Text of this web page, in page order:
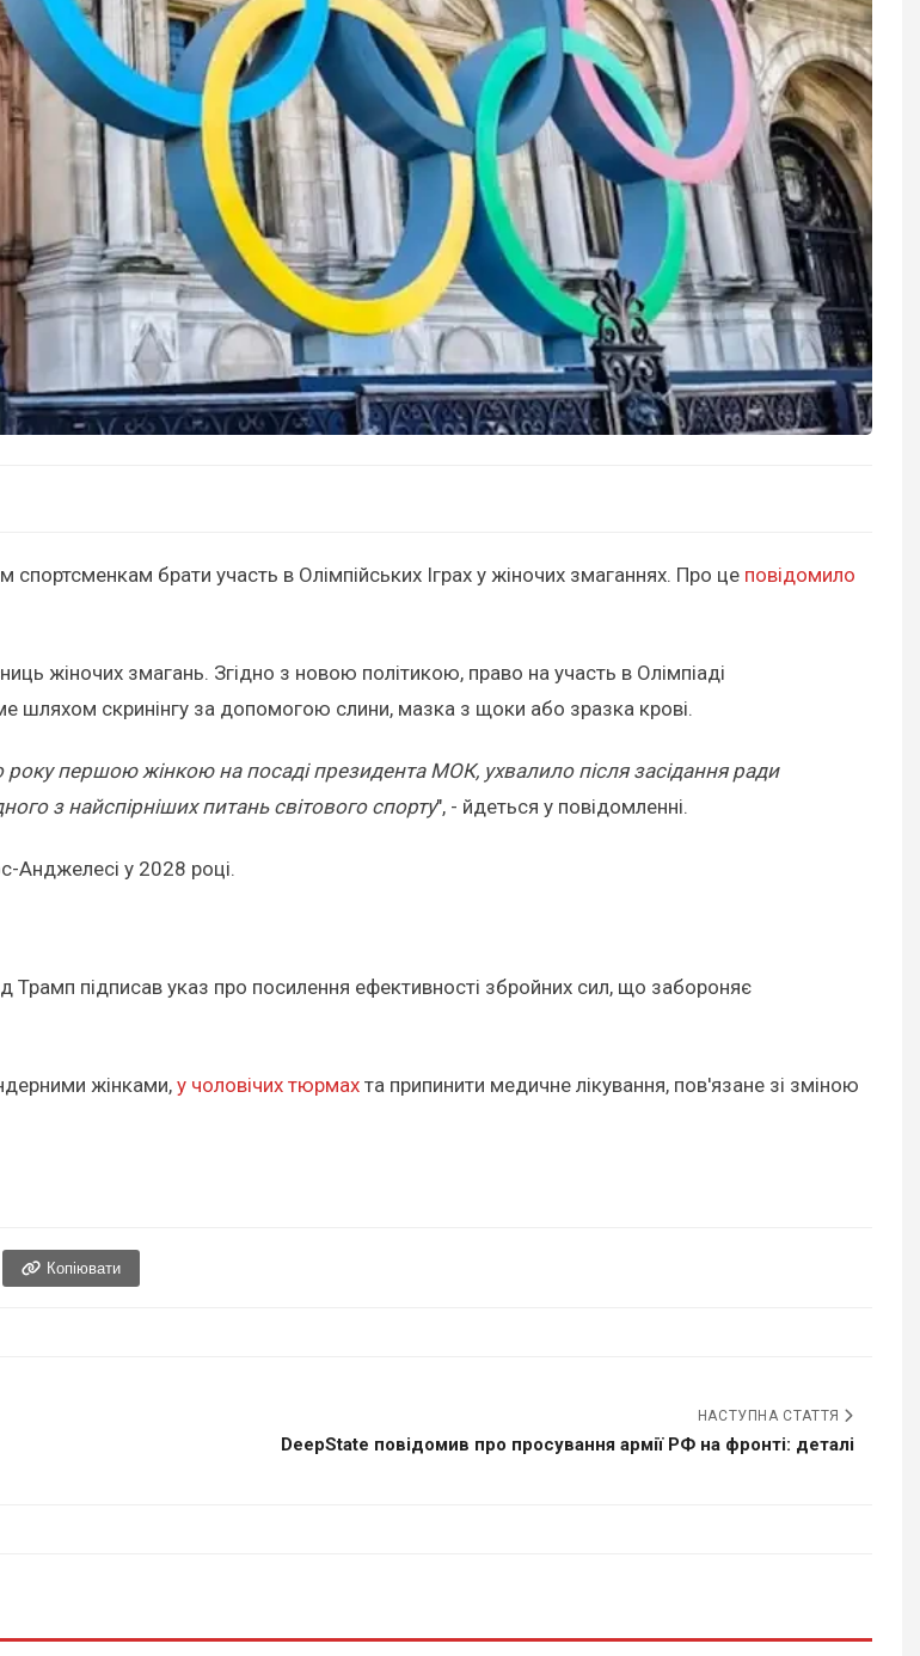
брати участь в Олімпійських Іграх у жіночих змаганнях. Про це повідомило
жіночих змагань. Згідно з новою політикою, право на участь в Олімпіаді
шляхом скринінгу за допомогою слини, мазка з щоки або зразка крові.
року першою жінкою на посаді президента МОК, ухвалило після засідання ради
з найспірніших питань світового спорту", - йдеться у повідомленні.
Анджелесі у 2028 році.
підписав указ про посилення ефективності збройних сил, що забороняє
жінками, у чоловічих тюрмах та припинити медичне лікування, пов'язане зі зміною
Копіювати
НАСТУПНА СТАТТЯ
DeepState повідомив про просування армії РФ на фронті: деталі